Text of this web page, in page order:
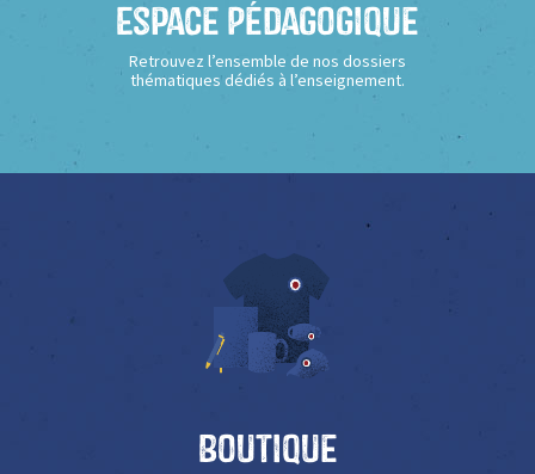
Espace Pédagogique
Retrouvez l’ensemble de nos dossiers
thématiques dédiés à l’enseignement.
Boutique